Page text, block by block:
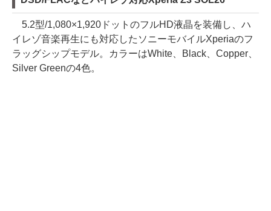
5.2型/1,080×1,920ドットのフルHD液晶を装備し、ハ
イレゾ音楽再生にも対応したソニーモバイルXperiaのフ
ラッグシップモデル。カラーはWhite、Black、Copper、
Silver Greenの4色。